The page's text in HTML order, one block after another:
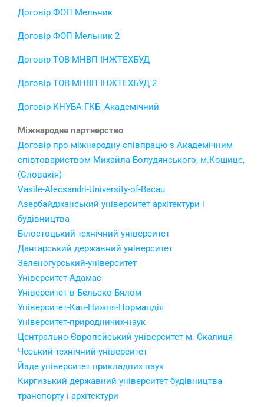
Договір ФОП Мельник
Договір ФОП Мельник 2
Договір ТОВ МНВП ІНЖТЕХБУД
Договір ТОВ МНВП ІНЖТЕХБУД 2
Договір КНУБА-ГКБ_Академічний
Міжнародне партнерство
Договір про міжнародну співпрацю з Академічним
співтовариством Михайла Болудянського, м.Кошице,
(Словакія)
Vasile-Alecsandri-University-of-Bacau
Азербайджанський університет архітектури і
будівництва
Білостоцький технічний університет
Дангарський державний університет
Зеленогурський-університет
Університет-Адамас
Університет-в-Бєльско-Бялом
Університет-Кан-Нижня-Нормандія
Університет-природничих-наук
Центрально-Європейський університет м. Скалиця
Чеський-технічний-університет
Йаде університет прикладних наук
Киргизький державний університет будівництва
транспорту і архітектури